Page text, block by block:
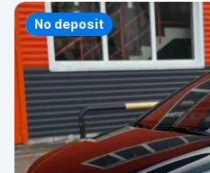
Priority
No deposit